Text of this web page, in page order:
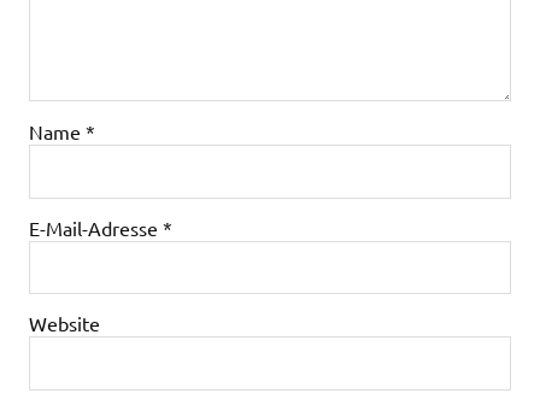
Name *
E-Mail-Adresse *
Website